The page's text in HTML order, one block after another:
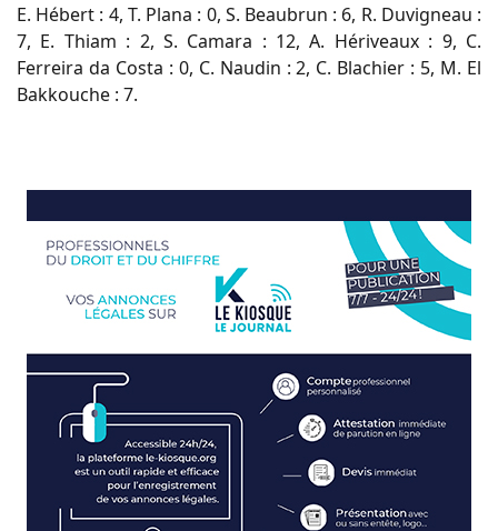
E. Hébert : 4, T. Plana : 0, S. Beaubrun : 6, R. Duvigneau :
7, E. Thiam : 2, S. Camara : 12, A. Hériveaux : 9, C.
Ferreira da Costa : 0, C. Naudin : 2, C. Blachier : 5, M. El
Bakkouche : 7.